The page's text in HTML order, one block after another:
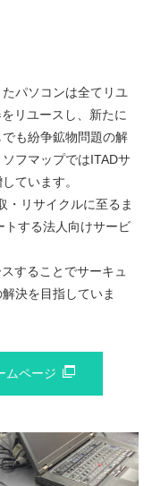
パソコンは全てリユ
リユースし、新たに
も紛争鉱物問題の解
フマップではITADサ
ています。
・リサイクルに至るま
トする法人向けサービ
することでサーキュ
決を目指していま
ムページ